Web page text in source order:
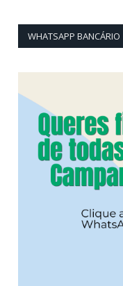
WHATSAPP BANCÁRIO